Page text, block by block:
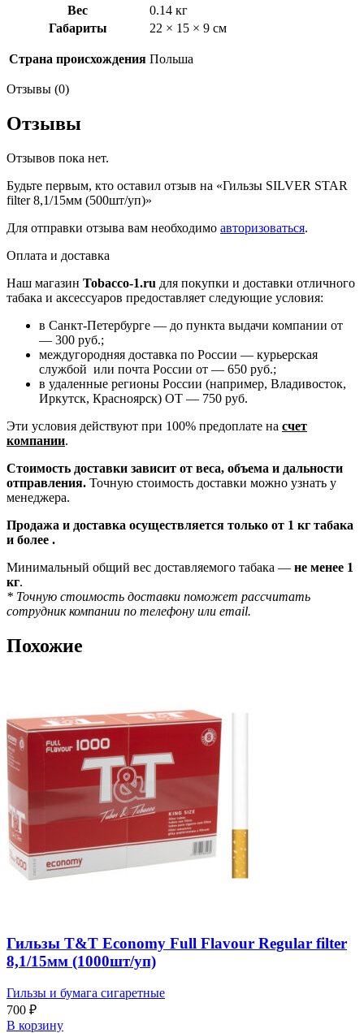
Вес
0.14 кг
Габариты
22 × 15 × 9 см
Страна происхождения Польша
Отзывы (0)
Отзывы
Отзывов пока нет.
Будьте первым, кто оставил отзыв на «Гильзы SILVER STAR
filter 8,1/15мм (500шт/уп)»
Для отправки отзыва вам необходимо авторизоваться.
Оплата и доставка
Наш магазин Tobacco-1.ru для покупки и доставки отличного
табака и аксессуаров предоставляет следующие условия:
в Санкт-Петербурге — до пункта выдачи компании от
— 300 руб.;
междугородняя доставка по России — курьерская
службой или почта России от — 650 руб.;
в удаленные регионы России (например, Владивосток,
Иркутск, Красноярск) ОТ — 750 руб.
Эти условия действуют при 100% предоплате на счет
компании.
Стоимость доставки зависит от веса, объема и дальности
отправления. Точную стоимость доставки можно узнать у
менеджера.
Продажа и доставка осуществляется только от 1 кг табака
и более .
Минимальный общий вес доставляемого табака — не менее 1
кг.
* Точную стоимость доставки поможет рассчитать
сотрудник компании по телефону или email.
Похожие
Гильзы T&T Economy Full Flavour Regular filter
8,1/15мм (1000шт/уп)
Гильзы и бумага сигаретные
700 ₽
В корзину